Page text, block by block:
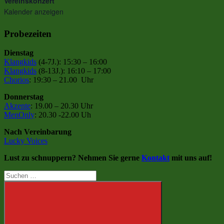
Kalender anzeigen
Probezeiten
Dienstag
Klangkids (4-7J.): 15:30 – 16:00
Klangkids (8-13J.): 16:10 – 17:00
Chorios: 19:30 – 21.00 Uhr
Donnerstag
Akzente: 19.00 – 20.30 Uhr
MenOnly: 20.30 -22.00 Uh
Nach Vereinbarung
Lucky Voices
Lust zu schnuppern? Nehmen Sie gerne Kontakt mit uns auf!
Suchen
nach: